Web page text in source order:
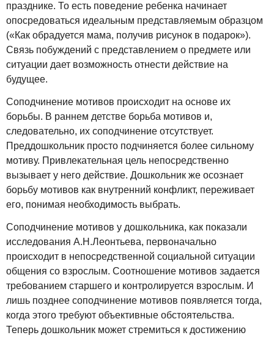
празднике. То есть поведение ребенка начинает
опосредоваться идеальным представляемым образцом
(«Как обрадуется мама, получив рисунок в подарок»).
Связь побуждений с представлением о предмете или
ситуации дает возможность отнести действие на
будущее.
Соподчинение мотивов происходит на основе их
борьбы. В раннем детстве борьба мотивов и,
следовательно, их соподчинение отсутствует.
Преддошкольник просто подчиняется более сильному
мотиву. Привлекательная цель непосредственно
вызывает у него действие. Дошкольник же осознает
борьбу мотивов как внутренний конфликт, переживает
его, понимая необходимость выбрать.
Соподчинение мотивов у дошкольника, как показали
исследования А.Н.Леонтьева, первоначально
происходит в непосредственной социальной ситуации
общения со взрослым. Соотношение мотивов задается
требованием старшего и контролируется взрослым. И
лишь позднее соподчинение мотивов появляется тогда,
когда этого требуют объективные обстоятельства.
Теперь дошкольник может стремиться к достижению